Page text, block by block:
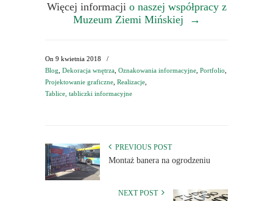
Więcej informacji o naszej współpracy z
Muzeum Ziemi Mińskiej →
On 9 kwietnia 2018
/
Blog Dekoracja wnętrza Oznakowania informacyjne Portfolio
Projektowanie graficzne Realizacje
Tablice, tabliczki informacyjne
PREVIOUS POST
Montaż banera na ogrodzeniu
NEXT POST